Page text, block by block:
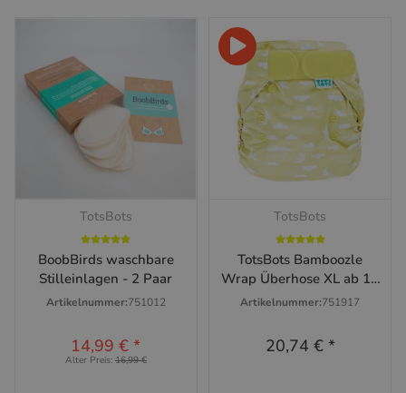
TotsBots
BoobBirds waschbare
Stilleinlagen - 2 Paar
Artikelnummer:751012
14,99 €*
Alter Preis: 16,99 €
TotsBots
TotsBots Bamboozle
Wrap Überhose XL ab 16
kg
Artikelnummer:751917
20,74 € *